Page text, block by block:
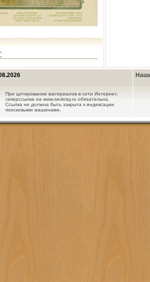
При цитировании материалов в сети Интернет,
гиперссылка на www.sevkray.ru обязательна.
Ссылка не должна быть закрыта к индексации
поисковыми машинами.